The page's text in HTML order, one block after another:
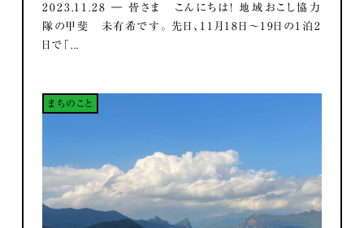
2023.11.28 ― 皆さま こんにちは！ 地域おこし協力
隊の甲斐 未有希です。 先日、11月18日～19日の1泊2
日で「...
まちのこと